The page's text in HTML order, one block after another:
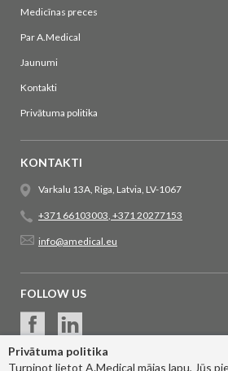
Privātuma politika
Turpinot lietot A.Medical mājas lapu, Jūs
Medicīnas preces
Par A.Medical
Jaunumi
Kontakti
Privātuma politika
KONTAKTI
Varkalu 13A, Riga, Latvia, LV-1067
+371 66103003 +371 20277153
info@amedical.eu
FOLLOW US